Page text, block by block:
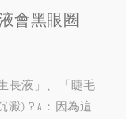
會黑眼圈
長液」、「睫毛
澱)？A：因為這